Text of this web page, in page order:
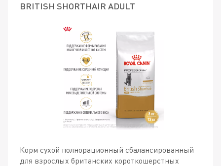
BRITISH SHORTHAIR ADULT
Корм сухой полнорационный сбалансированный
для взрослых британских короткошерстных